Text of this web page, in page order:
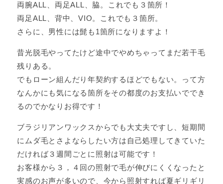
両腕ALL、両足ALL、脇。これでも３箇所！
両足ALL、背中、VIO。これでも３箇所。
さらに、男性には髭も1箇所になりますよ！
昔光脱毛やってたけど途中でやめちゃってまだ若干毛
残りある。
でもローン組んだり年契約するほどでもない。って方
なんかにも気になる箇所をその都度のお支払いででき
るのでかなりお得です！
ブラジリアンワックスからでも大丈夫ですし、短期間
にムダ毛とさよならしたい方は自己処理してきていた
だければ３週間ごとに照射は可能です！
お客様から３，４回の照射で毛が伸びにくくなったと
実感のお声が多いので、今から照射すれば夏ギリギリ